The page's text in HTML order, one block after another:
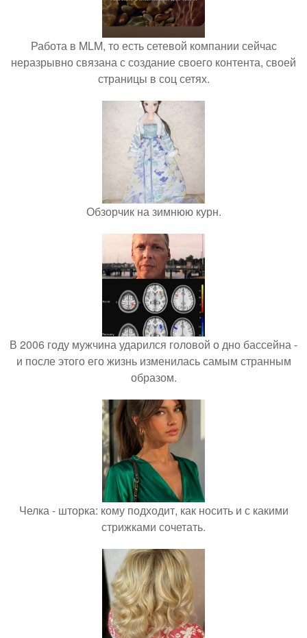
Работа в MLM, то есть сетевой компании сейчас
неразрывно связана с создание своего контента, своей
страницы в соц сетях.
Обзорчик на зимнюю курн.
В 2006 году мужчина ударился головой о дно бассейна -
и после этого его жизнь изменилась самым странным
образом.
Челка - шторка: кому подходит, как носить и с какими
стрижками сочетать.